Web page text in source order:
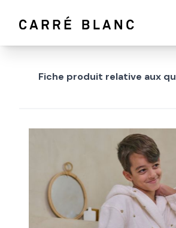
Fiche produit relative aux